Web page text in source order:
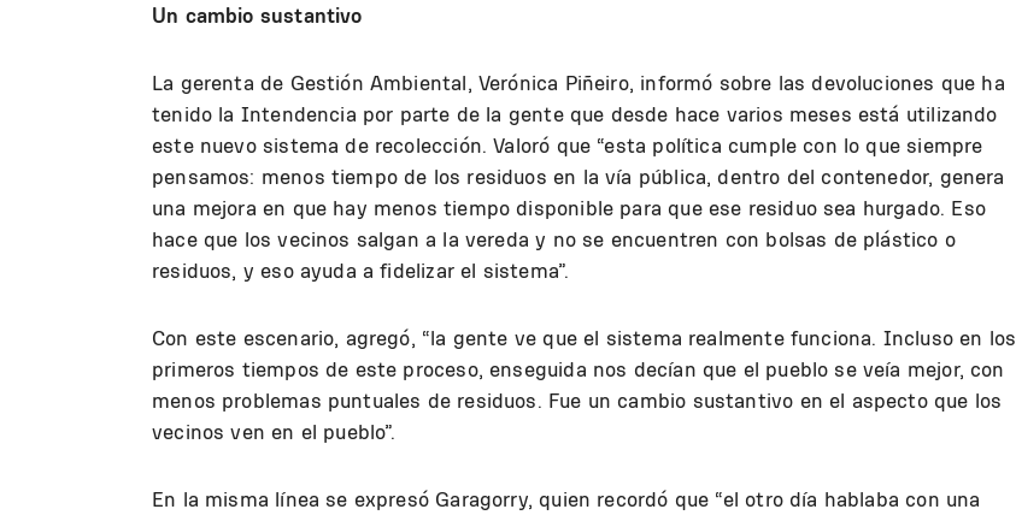
Un cambio sustantivo
La gerenta de Gestión Ambiental, Verónica Piñeiro, informó sobre las devoluciones que ha
tenido la Intendencia por parte de la gente que desde hace varios meses está utilizando
este nuevo sistema de recolección. Valoró que “esta política cumple con lo que siempre
pensamos: menos tiempo de los residuos en la vía pública, dentro del contenedor, genera
una mejora en que hay menos tiempo disponible para que ese residuo sea hurgado. Eso
hace que los vecinos salgan a la vereda y no se encuentren con bolsas de plástico o
residuos, y eso ayuda a fidelizar el sistema”.
Con este escenario, agregó, “la gente ve que el sistema realmente funciona. Incluso en los
primeros tiempos de este proceso, enseguida nos decían que el pueblo se veía mejor, con
menos problemas puntuales de residuos. Fue un cambio sustantivo en el aspecto que los
vecinos ven en el pueblo”.
En la misma línea se expresó Garagorry, quien recordó que “el otro día hablaba con una